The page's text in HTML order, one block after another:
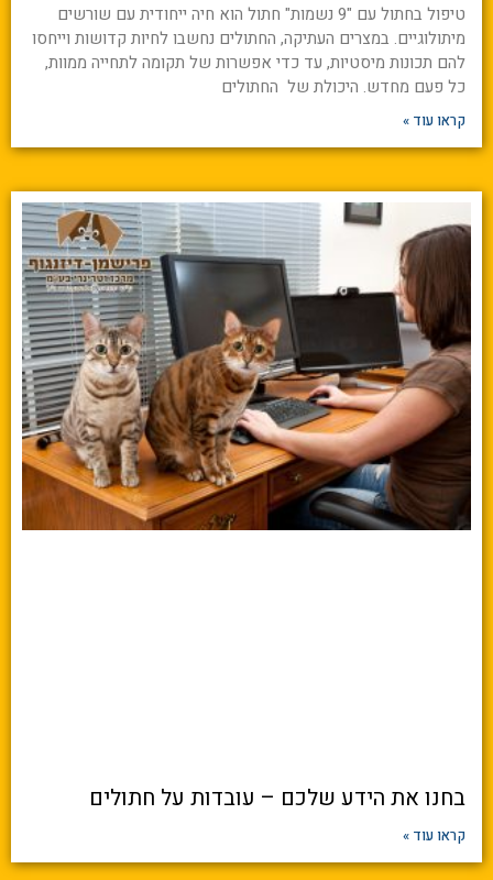
טיפול בחתול עם "9 נשמות" חתול הוא חיה ייחודית עם שורשים
מיתולוגיים. במצרים העתיקה, החתולים נחשבו לחיות קדושות וייחסו
להם תכונות מיסטיות, עד כדי אפשרות של תקומה לתחייה ממוות,
כל פעם מחדש. היכולת של החתולים
קראו עוד »
בחנו את הידע שלכם – עובדות על חתולים
קראו עוד »